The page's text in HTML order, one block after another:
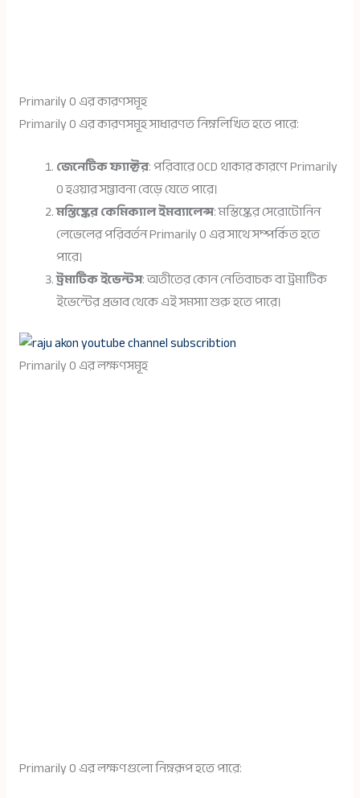
Primarily O এর কারণসমূহ
Primarily O এর কারণসমূহ সাধারণত নিম্নলিখিত হতে পারে:
জেনেটিক ফ্যাক্টর: পরিবারে OCD থাকার কারণে Primarily
O হওয়ার সম্ভাবনা বেড়ে যেতে পারে।
মস্তিষ্কের কেমিক্যাল ইমব্যালেন্স: মস্তিষ্কের সেরোটোনিন
লেভেলের পরিবর্তন Primarily O এর সাথে সম্পর্কিত হতে
পারে।
ট্রমাটিক ইভেন্টস: অতীতের কোন নেতিবাচক বা ট্রমাটিক
ইভেন্টের প্রভাব থেকে এই সমস্যা শুরু হতে পারে।
Primarily O এর লক্ষণসমূহ
Primarily O এর লক্ষণগুলো নিম্নরূপ হতে পারে: